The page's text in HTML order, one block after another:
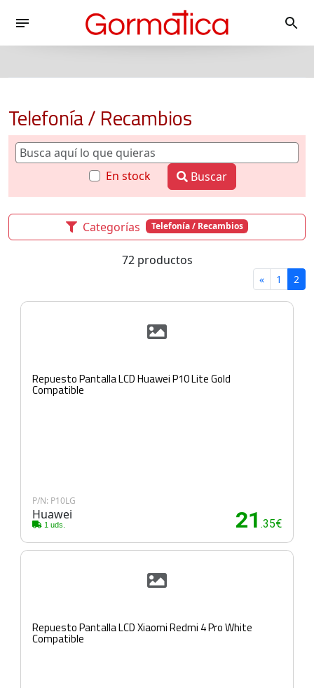
Telefonía / Recambios
En stock Buscar
Categorías Telefonía / Recambios
72 productos
« 1 2
Repuesto Pantalla LCD Huawei P10 Lite Gold
Compatible
P/N: P10LG
Huawei
1 uds. 21 .35€
Repuesto Pantalla LCD Xiaomi Redmi 4 Pro White
Compatible